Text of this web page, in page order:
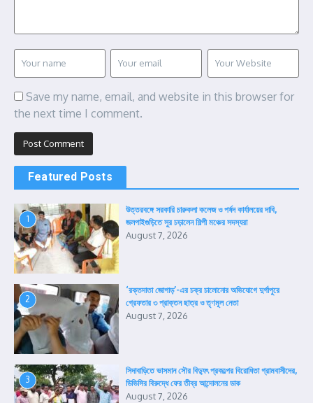
Save my name, email, and website in this browser for
the next time I comment.
Featured Posts
1
উত্তরবঙ্গে সরকারি চারুকলা কলেজ ও পর্ষদ কার্যালয়ের দাবি,
জলপাইগুড়িতে সুর চড়ালেন শিল্পী মঞ্চের সদস্যরা
August 7, 2026
2
‘রক্তদাতা জোগাড়’-এর চক্র চালোনোর অভিযোগে দুর্গাপুরে
গ্রেফতার ৩ প্রাক্তন ছাত্র ও তৃণমূল নেতা
August 7, 2026
3
সিদাবাড়িতে ভাসমান সৌর বিদ্যুৎ প্রকল্পের বিরোধিতা গ্রামবাসীদের,
ডিভিসির বিরুদ্ধে ফের তীব্র আন্দোলনের ডাক
August 7, 2026